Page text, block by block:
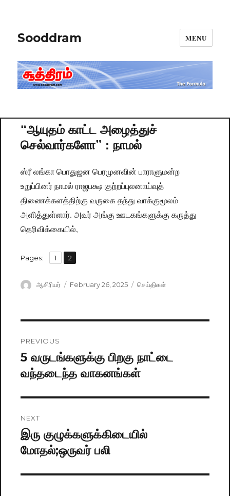
Sooddram MENU
“ஆயுதம் காட்ட அழைத்துச்
செல்வார்களோ” : நாமல்
ஸ்ரீ லங்கா பொதுஜன பெரமுனவின் பாராளுமன்ற
உறுப்பினர் நாமல் ராஜபக்ஷ குற்றப்புலனாய்வுத்
திணைக்களத்திற்கு வருகை தந்து வாக்குமூலம்
அளித்துள்ளார். அவர் அங்கு ஊடகங்களுக்கு கருத்து
தெரிவிக்கையில்,
Pages: Page
1 ,
Page
2
Author
ஆசிரியர்
Posted
February 26, 2025 Categories
செய்திகள்
navigation
PREVIOUS
Previous
post:
5 வருடங்களுக்கு பிறகு நாட்டை
வந்தடைந்த வாகனங்கள்
NEXT
Next
post:
இரு குழுக்களுக்கிடையில்
மோதல்;ஒருவர் பலி